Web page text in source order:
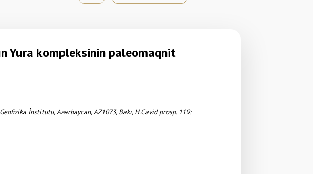
Yura kompleksinin paleomaqnit
İnstitutu,Azərbaycan,AZ1073, Bakı, H.Cavid prosp. 119: